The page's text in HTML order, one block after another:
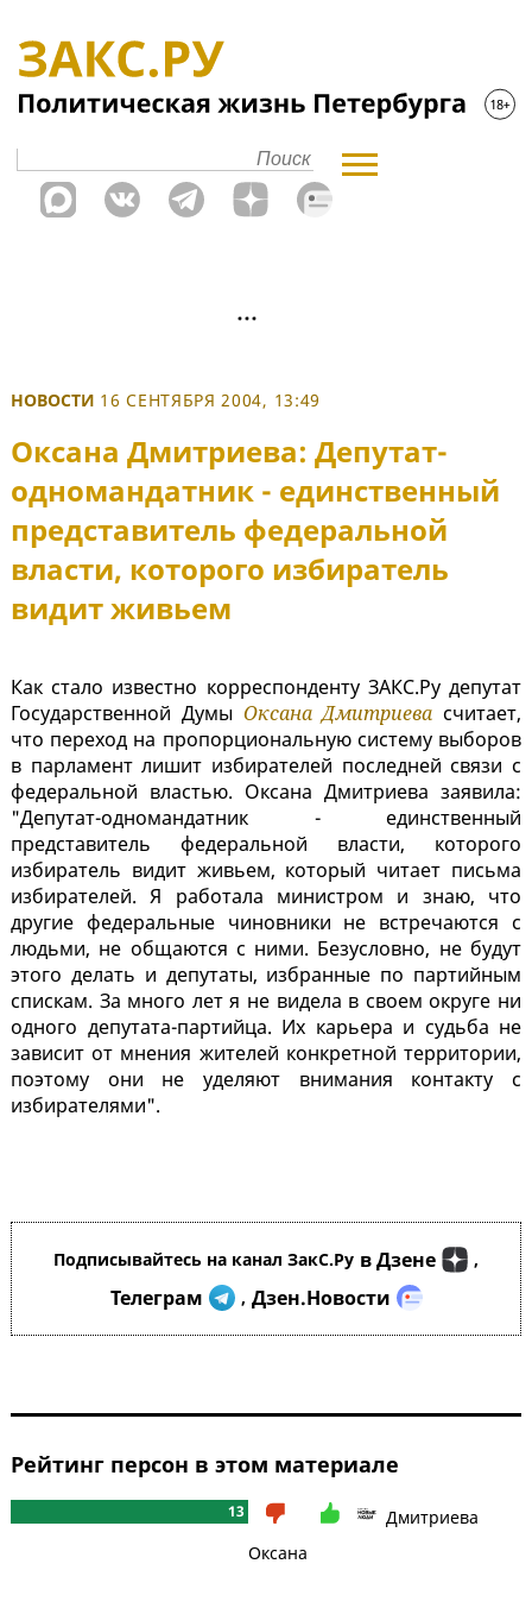
НОВОСТИ 16 СЕНТЯБРЯ 2004, 13:49
Оксана Дмитриева: Депутат-
одномандатник - единственный
представитель федеральной
власти, которого избиратель
видит живьем
Как стало известно корреспонденту ЗАКС.Ру депутат
Государственной Думы Оксана Дмитриева считает,
что переход на пропорциональную систему выборов
в парламент лишит избирателей последней связи с
федеральной властью. Оксана Дмитриева заявила:
"Депутат-одномандатник - единственный
представитель федеральной власти, которого
избиратель видит живьем, который читает письма
избирателей. Я работала министром и знаю, что
другие федеральные чиновники не встречаются с
людьми, не общаются с ними. Безусловно, не будут
этого делать и депутаты, избранные по партийным
спискам. За много лет я не видела в своем округе ни
одного депутата-партийца. Их карьера и судьба не
зависит от мнения жителей конкретной территории,
поэтому они не уделяют внимания контакту с
избирателями".
Подписывайтесь на канал ЗакС.Ру в Дзене ,
Телеграм , Дзен.Новости
Рейтинг персон в этом материале
13
Дмитриева
Оксана